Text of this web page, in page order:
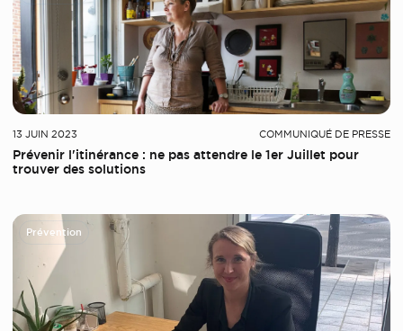
13 JUIN 2023 COMMUNIQUÉ DE PRESSE
Prévenir l'itinérance : ne pas attendre le 1er Juillet pour
trouver des solutions
Prévention